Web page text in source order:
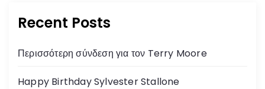
Recent Posts
Περισσότερη σύνδεση για τον Terry Moore
Happy Birthday Sylvester Stallone